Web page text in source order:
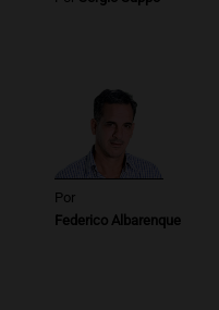
Por
Federico Albarenque